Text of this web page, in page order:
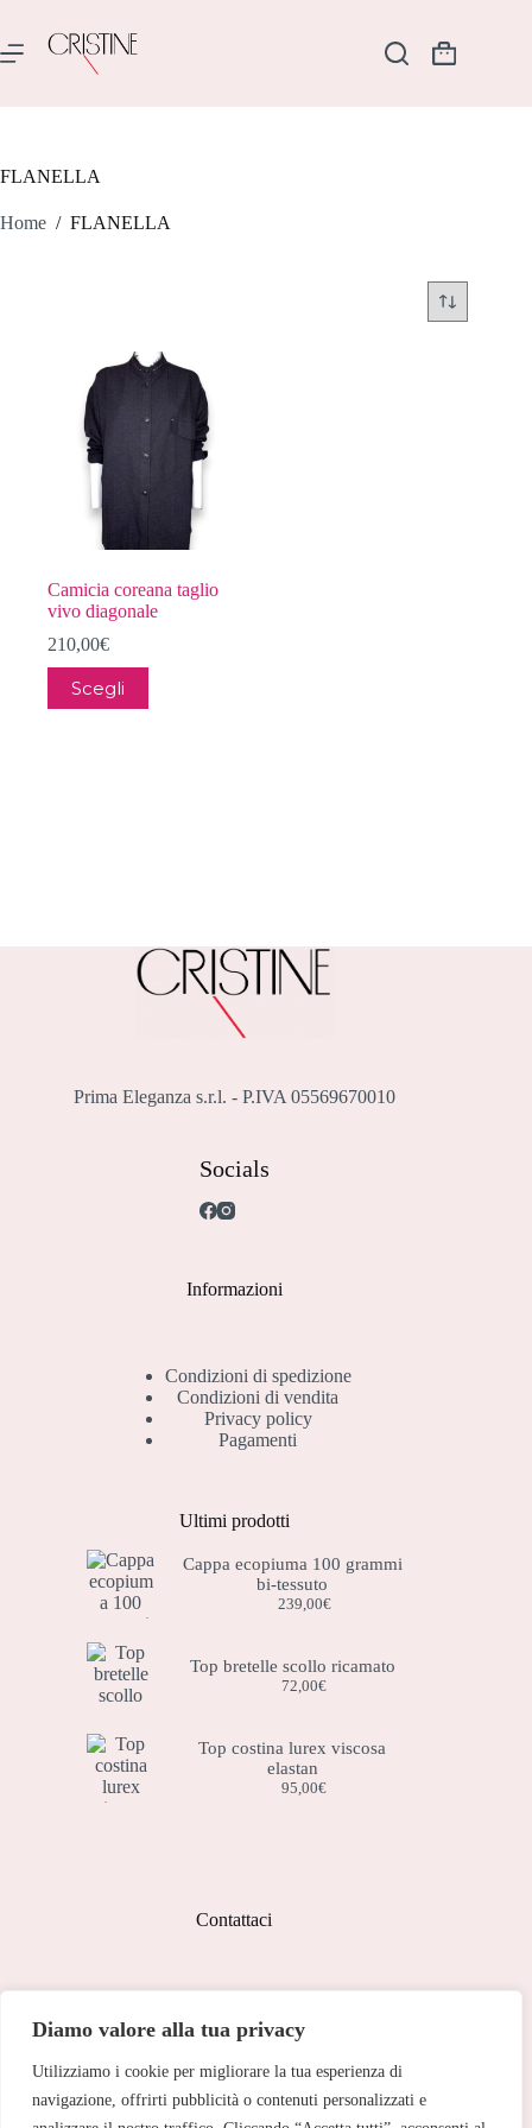
Diamo valore alla tua privacy
Utilizziamo i cookie per migliorare la tua esperienza di
navigazione, offrirti pubblicità o contenuti personalizzati e
contenuto
Carrello
FLANELLA
Home / FLANELLA
Camicia coreana taglio
vivo diagonale
210,00€
Scegli
Questo
prodotto
Prima Eleganza s.r.l. - P.IVA 05569670010
Socials
Informazioni
Condizioni di spedizione
Condizioni di vendita
Privacy policy
Pagamenti
Ultimi prodotti
Cappa ecopiuma 100 grammi
bi-tessuto
239,00€
Top bretelle scollo ricamato
72,00€
Top costina lurex viscosa
elastan
95,00€
Contattaci
Corso Peschiera, 279 10141
Telefono:
011 713 191